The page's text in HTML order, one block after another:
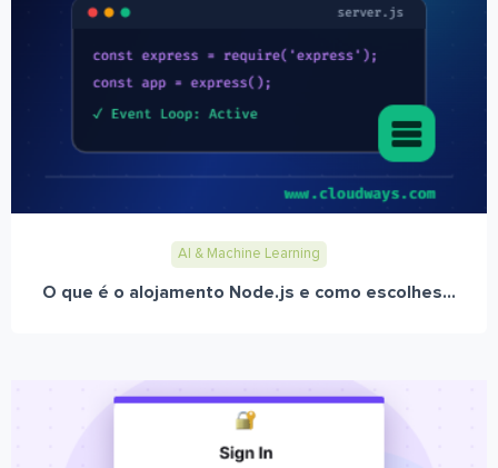
AI & Machine Learning
O que é o alojamento Node.js e como escolhes...